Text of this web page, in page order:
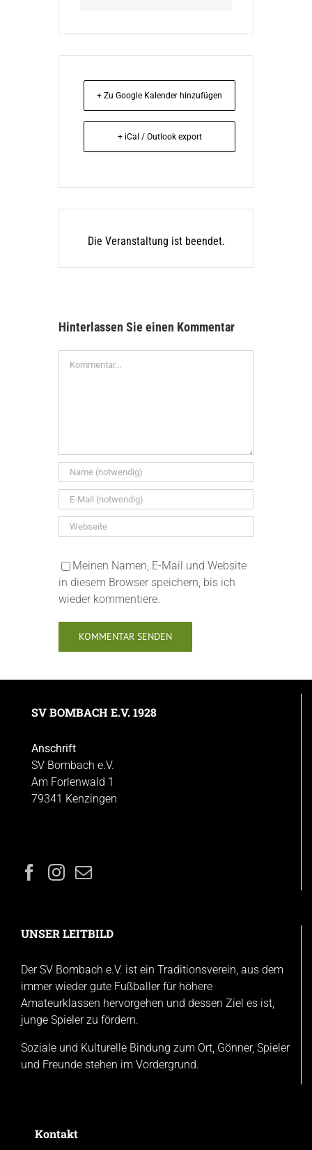
+ Zu Google Kalender hinzufügen
+ iCal / Outlook export
Die Veranstaltung ist beendet.
Hinterlassen Sie einen Kommentar
Meinen Namen, E-Mail und Website
in diesem Browser speichern, bis ich
wieder kommentiere.
SV BOMBACH E.V. 1928
Anschrift
SV Bombach e.V.
Am Forlenwald 1
79341 Kenzingen
UNSER LEITBILD
Der SV Bombach e.V. ist ein Traditionsverein, aus dem
immer wieder gute Fußballer für höhere
Amateurklassen hervorgehen und dessen Ziel es ist,
junge Spieler zu fördern.
Soziale und Kulturelle Bindung zum Ort, Gönner, Spieler
und Freunde stehen im Vordergrund.
Kontakt